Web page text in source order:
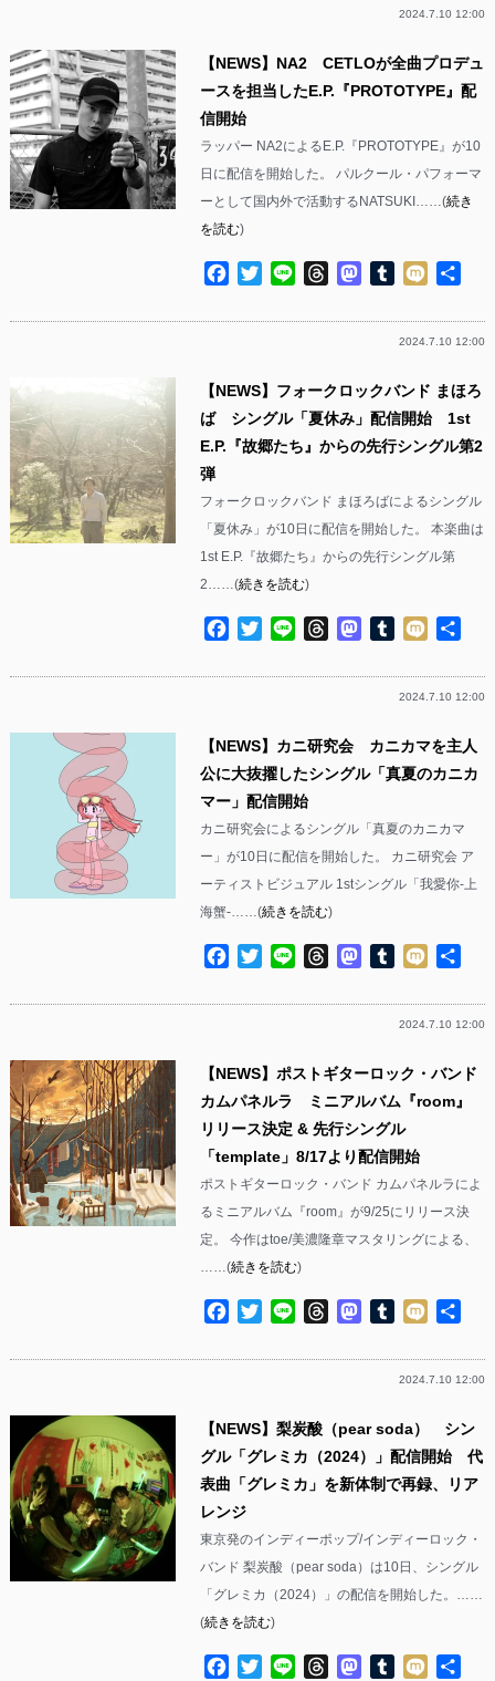
2024.7.10 12:00
【NEWS】NA2 CETLOが全曲プロデュ
ースを担当したE.P.『PROTOTYPE』配
信開始
ラッパー NA2によるE.P.『PROTOTYPE』が10
日に配信を開始した。 パルクール・パフォーマ
ーとして国内外で活動するNATSUKI……(続き
を読む)
Facebook
TwitterLine ThreadsMastodon
Tumblr
Mixi
2024.7.10 12:00
【NEWS】フォークロックバンド まほろ
ば シングル「夏休み」配信開始 1st
E.P.『故郷たち』からの先行シングル第2
弾
フォークロックバンド まほろばによるシングル
「夏休み」が10日に配信を開始した。 本楽曲は
1st E.P.『故郷たち』からの先行シングル第
2……(続きを読む)
Facebook
TwitterLine ThreadsMastodon
Tumblr
Mixi
2024.7.10 12:00
【NEWS】カニ研究会 カニカマを主人
公に大抜擢したシングル「真夏のカニカ
マー」配信開始
カニ研究会によるシングル「真夏のカニカマ
ー」が10日に配信を開始した。 カニ研究会 ア
ーティストビジュアル 1stシングル「我愛你-上
海蟹-……(続きを読む)
Facebook
TwitterLine ThreadsMastodon
Tumblr
Mixi
2024.7.10 12:00
【NEWS】ポストギターロック・バンド
カムパネルラ ミニアルバム『room』
リリース決定 & 先行シングル
「template」8/17より配信開始
ポストギターロック・バンド カムパネルラによ
るミニアルバム『room』が9/25にリリース決
定。 今作はtoe/美濃隆章マスタリングによる、
……(続きを読む)
Facebook
TwitterLine ThreadsMastodon
Tumblr
Mixi
2024.7.10 12:00
【NEWS】梨炭酸（pear soda） シン
グル「グレミカ（2024）」配信開始 代
表曲「グレミカ」を新体制で再録、リア
レンジ
東京発のインディーポップ/インディーロック・
バンド 梨炭酸（pear soda）は10日、シングル
「グレミカ（2024）」の配信を開始した。……
(続きを読む)
Facebook
TwitterLine ThreadsMastodon
Tumblr
Mixi